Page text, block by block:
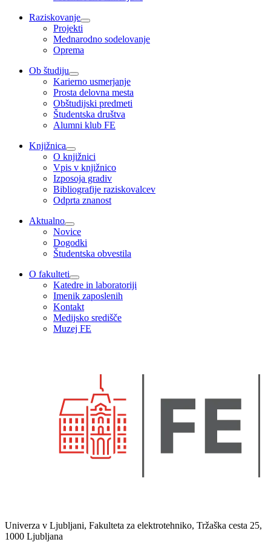
Raziskovanje
Projekti
Mednarodno sodelovanje
Oprema
Ob študiju
Karierno usmerjanje
Prosta delovna mesta
Obštudijski predmeti
Študentska društva
Alumni klub FE
Knjižnica
O knjižnici
Vpis v knjižnico
Izposoja gradiv
Bibliografije raziskovalcev
Odprta znanost
Aktualno
Novice
Dogodki
Študentska obvestila
O fakulteti
Katedre in laboratoriji
Imenik zaposlenih
Kontakt
Medijsko središče
Muzej FE
Univerza v Ljubljani, Fakulteta za elektrotehniko, Tržaška cesta 25,
1000 Ljubljana